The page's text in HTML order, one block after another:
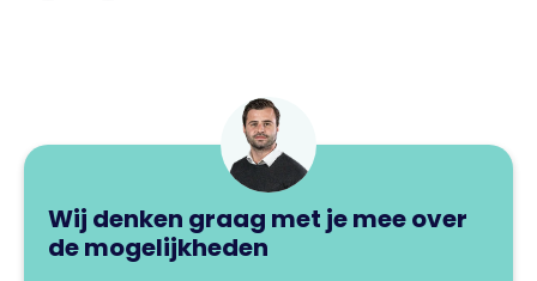
Wij denken graag met je mee over
de mogelijkheden